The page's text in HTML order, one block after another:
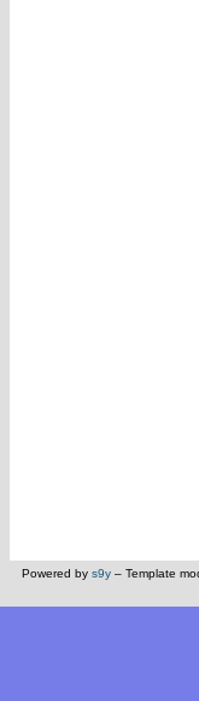
Powered by s9y – Template